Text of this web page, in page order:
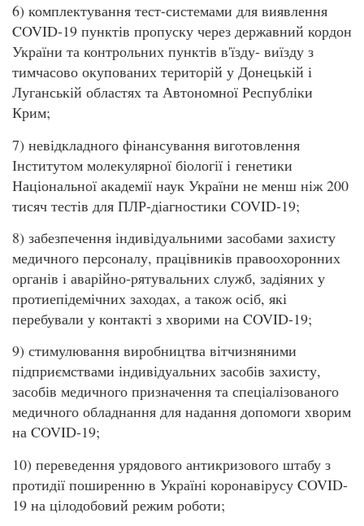
6) комплектування тест-системами для виявлення
COVID-19 пунктів пропуску через державний кордон
України та контрольних пунктів в'їзду- виїзду з
тимчасово окупованих територій у Донецькій і
Луганській областях та Автономної Республіки
Крим;
7) невідкладного фінансування виготовлення
Інститутом молекулярної біології і генетики
Національної академії наук України не менш ніж 200
тисяч тестів для ПЛР-діагностики COVID-19;
8) забезпечення індивідуальними засобами захисту
медичного персоналу, працівників правоохоронних
органів і аварійно-рятувальних служб, задіяних у
протиепідемічних заходах, а також осіб, які
перебували у контакті з хворими на COVID-19;
9) стимулювання виробництва вітчизняними
підприємствами індивідуальних засобів захисту,
засобів медичного призначення та спеціалізованого
медичного обладнання для надання допомоги хворим
на COVID-19;
10) переведення урядового антикризового штабу з
протидії поширенню в Україні коронавірусу COVID-
19 на цілодобовий режим роботи;